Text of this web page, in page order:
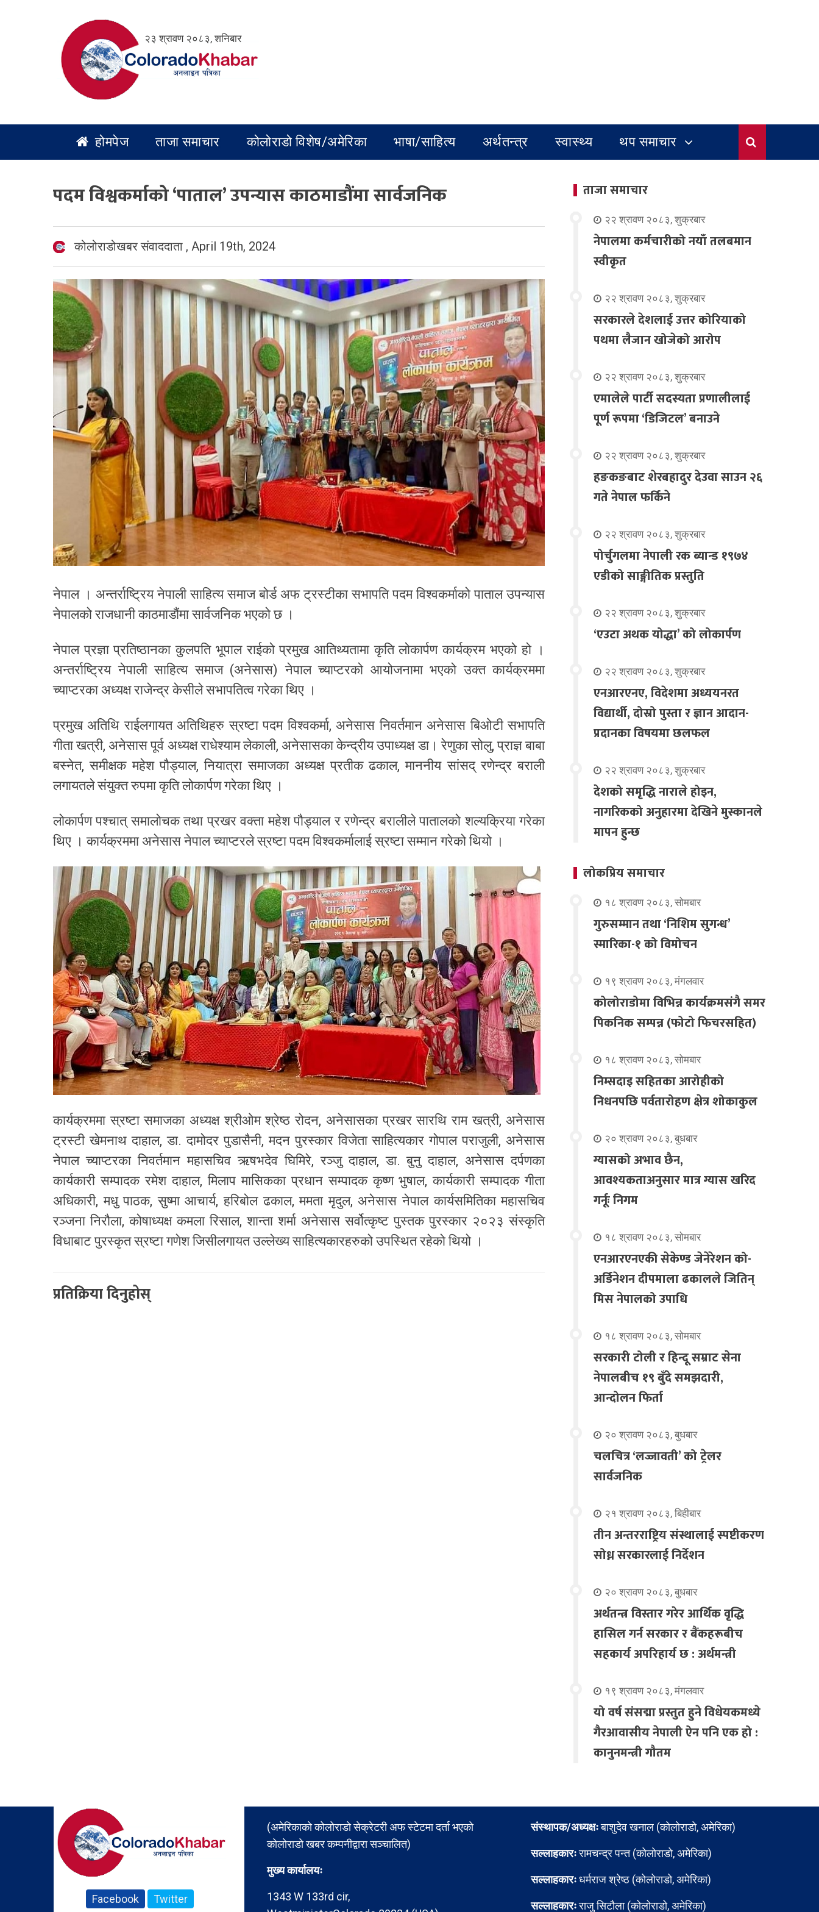
२३ श्रावण २०८३, शनिबार
होमपेज ताजा समाचार कोलोराडो विशेष/अमेरिका भाषा/साहित्य अर्थतन्त्र स्वास्थ्य थप समाचार
पदम विश्वकर्माको ‘पाताल’ उपन्यास काठमाडौंमा सार्वजनिक
कोलोराडोखबर संवाददाता , April 19th, 2024
नेपाल । अन्तर्राष्ट्रिय नेपाली साहित्य समाज बोर्ड अफ ट्रस्टीका सभापति पदम विश्वकर्माको पाताल उपन्यास
नेपालको राजधानी काठमाडौंमा सार्वजनिक भएको छ ।
नेपाल प्रज्ञा प्रतिष्ठानका कुलपति भूपाल राईको प्रमुख आतिथ्यतामा कृति लोकार्पण कार्यक्रम भएको हो ।
अन्तर्राष्ट्रिय नेपाली साहित्य समाज (अनेसास) नेपाल च्याप्टरको आयोजनामा भएको उक्त कार्यक्रममा
च्याप्टरका अध्यक्ष राजेन्द्र केसीले सभापतित्व गरेका थिए ।
प्रमुख अतिथि राईलगायत अतिथिहरु स्रष्टा पदम विश्वकर्मा, अनेसास निवर्तमान अनेसास बिओटी सभापति
गीता खत्री, अनेसास पूर्व अध्यक्ष राधेश्याम लेकाली, अनेसासका केन्द्रीय उपाध्यक्ष डा। रेणुका सोलु, प्राज्ञ बाबा
बस्नेत, समीक्षक महेश पौड्याल, नियात्रा समाजका अध्यक्ष प्रतीक ढकाल, माननीय सांसद् रणेन्द्र बराली
लगायतले संयुक्त रुपमा कृति लोकार्पण गरेका थिए ।
लोकार्पण पश्चात् समालोचक तथा प्रखर वक्ता महेश पौड्याल र रणेन्द्र बरालीले पातालको शल्यक्रिया गरेका
थिए । कार्यक्रममा अनेसास नेपाल च्याप्टरले स्रष्टा पदम विश्वकर्मालाई स्रष्टा सम्मान गरेको थियो ।
कार्यक्रममा स्रष्टा समाजका अध्यक्ष श्रीओम श्रेष्ठ रोदन, अनेसासका प्रखर सारथि राम खत्री, अनेसास
ट्रस्टी खेमनाथ दाहाल, डा. दामोदर पुडासैनी, मदन पुरस्कार विजेता साहित्यकार गोपाल पराजुली, अनेसास
नेपाल च्याप्टरका निवर्तमान महासचिव ऋषभदेव घिमिरे, रञ्जु दाहाल, डा. बुनु दाहाल, अनेसास दर्पणका
कार्यकारी सम्पादक रमेश दाहाल, मिलाप मासिकका प्रधान सम्पादक कृष्ण भुषाल, कार्यकारी सम्पादक गीता
अधिकारी, मधु पाठक, सुष्मा आचार्य, हरिबोल ढकाल, ममता मृदुल, अनेसास नेपाल कार्यसमितिका महासचिव
रञ्जना निरौला, कोषाध्यक्ष कमला रिसाल, शान्ता शर्मा अनेसास सर्वोत्कृष्ट पुस्तक पुरस्कार २०२३ संस्कृति
विधाबाट पुरस्कृत स्रष्टा गणेश जिसीलगायत उल्लेख्य साहित्यकारहरुको उपस्थित रहेको थियो ।
प्रतिक्रिया दिनुहोस्
ताजा समाचार
२२ श्रावण २०८३, शुक्रबार
नेपालमा कर्मचारीको नयाँ तलबमान
स्वीकृत
२२ श्रावण २०८३, शुक्रबार
सरकारले देशलाई उत्तर कोरियाको
पथमा लैजान खोजेको आरोप
२२ श्रावण २०८३, शुक्रबार
एमालेले पार्टी सदस्यता प्रणालीलाई
पूर्ण रूपमा ‘डिजिटल’ बनाउने
२२ श्रावण २०८३, शुक्रबार
हङकङबाट शेरबहादुर देउवा साउन २६
गते नेपाल फर्किने
२२ श्रावण २०८३, शुक्रबार
पोर्चुगलमा नेपाली रक ब्यान्ड १९७४
एडीको साङ्गीतिक प्रस्तुति
२२ श्रावण २०८३, शुक्रबार
‘एउटा अथक योद्धा’ को लोकार्पण
२२ श्रावण २०८३, शुक्रबार
एनआरएनए, विदेशमा अध्ययनरत
विद्यार्थी, दोस्रो पुस्ता र ज्ञान आदान-
प्रदानका विषयमा छलफल
२२ श्रावण २०८३, शुक्रबार
देशको समृद्धि नाराले होइन,
नागरिकको अनुहारमा देखिने मुस्कानले
मापन हुन्छ
लोकप्रिय समाचार
१८ श्रावण २०८३, सोमबार
गुरुसम्मान तथा ‘निशिम सुगन्ध’
स्मारिका-१ को विमोचन
१९ श्रावण २०८३, मंगलवार
कोलोराडोमा विभिन्न कार्यक्रमसंगै समर
पिकनिक सम्पन्न (फोटो फिचरसहित)
१८ श्रावण २०८३, सोमबार
निम्सदाइ सहितका आरोहीको
निधनपछि पर्वतारोहण क्षेत्र शोकाकुल
२० श्रावण २०८३, बुधबार
ग्यासको अभाव छैन,
आवश्यकताअनुसार मात्र ग्यास खरिद
गर्नूः निगम
१८ श्रावण २०८३, सोमबार
एनआरएनएकी सेकेण्ड जेनेरेशन को-
अर्डिनेशन दीपमाला ढकालले जितिन्
मिस नेपालको उपाधि
१८ श्रावण २०८३, सोमबार
सरकारी टोली र हिन्दू सम्राट सेना
नेपालबीच १९ बुँदे समझदारी,
आन्दोलन फिर्ता
२० श्रावण २०८३, बुधबार
चलचित्र ‘लज्जावती’ को ट्रेलर
सार्वजनिक
२१ श्रावण २०८३, बिहीबार
तीन अन्तरराष्ट्रिय संस्थालाई स्पष्टीकरण
सोध्न सरकारलाई निर्देशन
२० श्रावण २०८३, बुधबार
अर्थतन्त्र विस्तार गरेर आर्थिक वृद्धि
हासिल गर्न सरकार र बैंकहरूबीच
सहकार्य अपरिहार्य छ : अर्थमन्त्री
१९ श्रावण २०८३, मंगलवार
यो वर्ष संसद्मा प्रस्तुत हुने विधेयकमध्ये
गैरआवासीय नेपाली ऐन पनि एक हो :
कानुनमन्त्री गौतम
Facebook Twitter
(अमेरिकाको कोलोराडो सेक्रेटरी अफ स्टेटमा दर्ता भएको
कोलोराडो खबर कम्पनीद्वारा सञ्चालित)
मुख्य कार्यालयः
1343 W 133rd cir,
संस्थापक/अध्यक्षःबाशुदेव खनाल (कोलोराडो, अमेरिका)
सल्लाहकारःरामचन्द्र पन्त (कोलोराडो, अमेरिका)
सल्लाहकारःधर्मराज श्रेष्ठ (कोलोराडो, अमेरिका)
सल्लाहकारःराजु सिटौला (कोलोराडो, अमेरिका)